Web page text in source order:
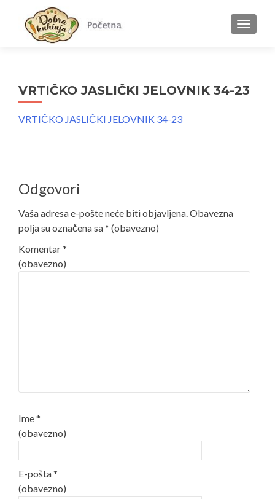
MENU
VRTIČKO JASLIČKI JELOVNIK 34-23
VRTIČKO JASLIČKI JELOVNIK 34-23
Odgovori
Vaša adresa e-pošte neće biti objavljena.Obavezna
polja su označena sa* (obavezno)
Komentar*
(obavezno)
Ime*
(obavezno)
E-pošta*
(obavezno)